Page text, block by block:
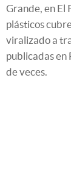
Grande, en El
plásticos
viralizado a
publicadas en
de veces.